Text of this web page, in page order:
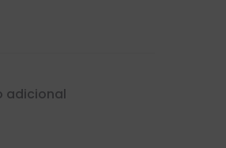
adicional